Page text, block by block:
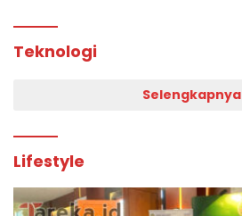
Teknologi
Selengkapnya
Lifestyle